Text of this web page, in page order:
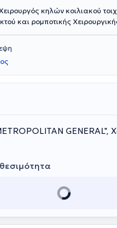
κηλών κοιλιακού
και ρομποτικής
GENERAL",